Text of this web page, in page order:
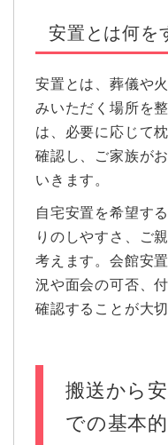
安置とは何を
安置とは、葬儀や
みいただく場所を
は、必要に応じて
確認し、ご家族が
いきます。
自宅安置を希望す
りのしやすさ、ご
考えます。会館安
況や面会の可否、
確認することが大切
搬送から
での基本